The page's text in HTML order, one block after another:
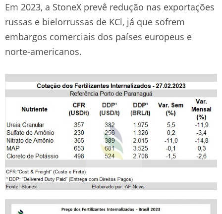
Em 2023, a StoneX prevê redução nas exportações
russas e bielorrussas de KCl, já que sofrem
embargos comerciais dos países europeus e
norte-americanos.